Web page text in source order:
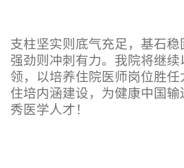
支柱坚实则底气充足，基石
强劲则冲刺有力。我院将继续
领，以培养住院医师岗位胜
住培内涵建设，为健康中国
秀医学人才！